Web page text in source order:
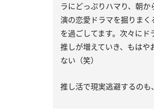
ラにどっぷりハマり、朝か
演の恋愛ドラマを掘りまく
を過ごしてます。次々にド
推しが増えていき、もはや
ない（笑）
推し活で現実逃避するの